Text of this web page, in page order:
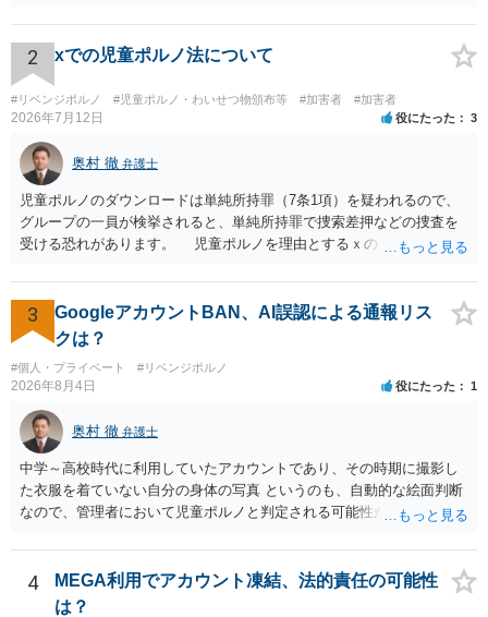
除等を求めることは避けたほうが良いかと思われます。
2 xでの児童ポルノ法について
#リベンジポルノ #児童ポルノ・わいせつ物頒布等 #加害者 #加害者
2026年7月12日 役にたった 3
奥村 徹 弁護士
児童ポルノのダウンロードは単純所持罪（7条1項）を疑われるので、
グループの一員が検挙されると、単純所持罪で捜索差押などの捜査を
受ける恐れがあります。 児童ポルノを理由とするｘのアカウント凍
は珍しくない）、これも捜索差押を受けるおそれがあります
3
GoogleアカウントBAN、AI誤認による通報リス
クは？
#個人・プライベート #リベンジポルノ
2026年8月4日 役にたった 1
奥村 徹 弁護士
中学～高校時代に利用していたアカウントであり、その時期に撮影し
た衣服を着ていない自分の身体の写真 というのも、自動的な絵面判断
なので、管理者において児童ポルノと判定される可能性があります。
4
MEGA利用でアカウント凍結、法的責任の可能性
は？